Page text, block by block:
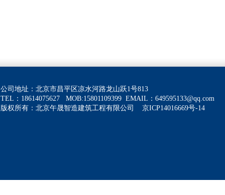
公司地址：北京市昌平区凉水河路龙山跃1号813
TEL：18614075627 MOB:15801109399 EMAIL： 649595133@qq.com
版权所有：北京午晟智造建筑工程有限公司 京ICP14016669号-14